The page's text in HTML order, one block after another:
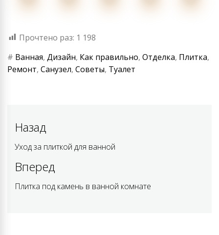
Прочтено раз: 1 198
# Ванная, Дизайн, Как правильно, Отделка, Плитка,
Ремонт, Санузел, Советы, Туалет
Навигация
по
записям
Назад
Previous
Уход за плиткой для ванной
Вперед
Next
Плитка под камень в ванной комнате